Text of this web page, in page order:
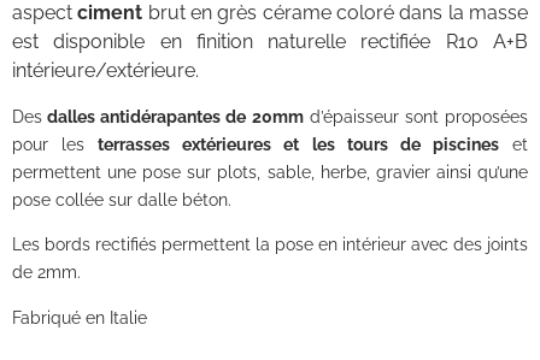
aspectciment brut en grès cérame coloré dans la masse
est disponible en finition naturelle rectifiée R10 A+B
intérieure/extérieure.
Des dalles antidérapantes de 20mmd’épaisseur sont proposées
pour lesterrasses extérieures et les tours de piscineset
permettent une pose sur plots, sable, herbe, gravier ainsi qu’une
pose collée sur dalle béton.
Les bords rectifiés permettent la pose en intérieur avec des joints
de 2mm.
Fabriqué en Italie